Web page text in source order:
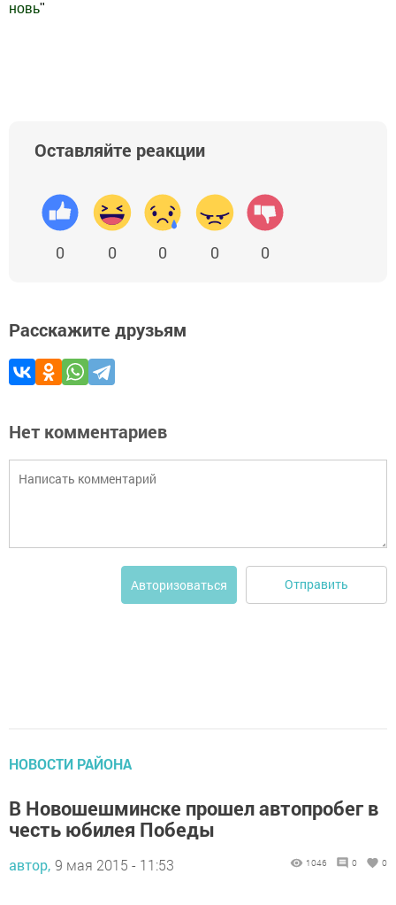
новь"
Оставляйте реакции
0 0 0 0 0
Расскажите друзьям
Нет комментариев
Авторизоваться Отправить
НОВОСТИ РАЙОНА
В Новошешминске прошел автопробег в
честь юбилея Победы
автор, 9 мая 2015 - 11:53 1046 0 0